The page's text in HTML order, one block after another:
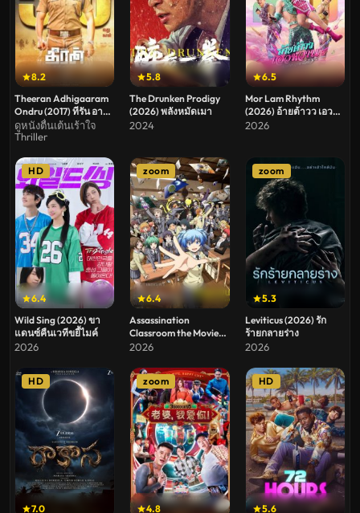
8.2
Theeran Adhigaaram
Ondru (2017) ทีรัน อาดิก
าอารัม ออนดรู
ดูหนังตื่นเต้นเร้าใจ
Thriller
5.8
The Drunken Prodigy
(2026) พลังหมัดเมา
2024
6.5
Mor Lam Rhythm
(2026) อ้ายต้าวว เอว
หวาน ระเบียบวาทะศิลป์
2026
6.4
HD
Wild Sing (2026) ขา
แดนซ์คืนเวทีขยี้ไมค์
2026
6.4
zoom
Assassination
Classroom the Movie
Our Time (2026)
เดอะ มูฟวี่ ห้วงเวลาของ
พวกเรา
2026
5.3
zoom
Leviticus (2026) รัก
ร้ายกลายร่าง
2026
7.0
HD
4.8
zoom
5.6
HD